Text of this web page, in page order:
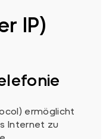
IP)
ermöglicht
Internet zu